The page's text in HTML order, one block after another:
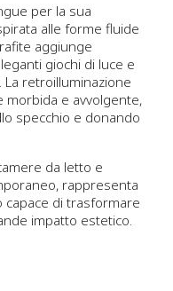
per la sua
alle forme fluide
aggiunge
giochi di luce e
La retroilluminazione
morbida e avvolgente,
specchio e donando
da letto e
rappresenta
capace di trasformare
impatto estetico.